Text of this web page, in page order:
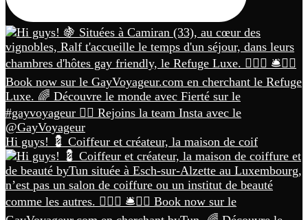
Hi guys! 💈 Coiffeur et créateur, la maison de coif